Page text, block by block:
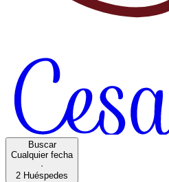
Buscar
Cualquier fecha
·
2 Huéspedes